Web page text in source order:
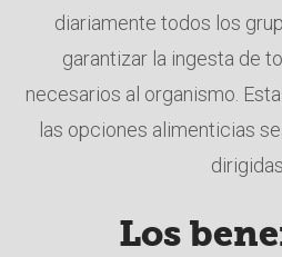
diariamente todos los
garantizar la ingesta de
necesarios al organismo.
las opciones alimenticias
dirigidas.
Los